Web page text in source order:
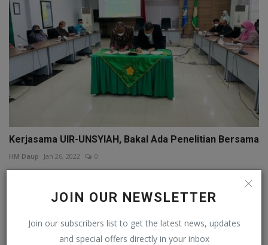
JOIN OUR NEWSLETTER
Join our subscribers list to get the latest news, updates
and special offers directly in your inbox
Kerjasama UIR-UNSYIAH, Bakal Ada Penelitian Bersama
HM Daup Jan 26, 2022 0